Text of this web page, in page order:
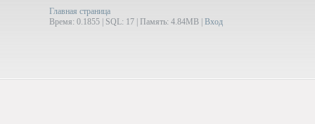
Главная страница
Время: 0.1855 | SQL: 17 | Память: 4.84MB Вход